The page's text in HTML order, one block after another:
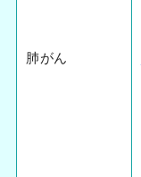
肺がん